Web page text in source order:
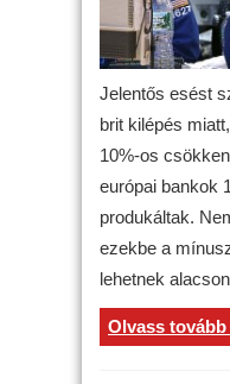
Jelentős esést
brit kilépés
10%-os
európai bankok
produkáltak.
ezekbe a
lehetnek
Olvass tovább